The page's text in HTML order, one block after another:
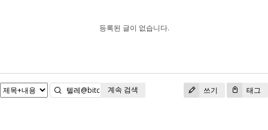
등록된 글이 없습니다.
쓰기 태그
검색
계속 검색